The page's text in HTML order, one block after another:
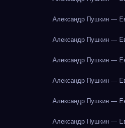
Александр Пушкин —
Александр Пушкин —
Александр Пушкин —
Александр Пушкин —
Александр Пушкин —
Александр Пушкин —